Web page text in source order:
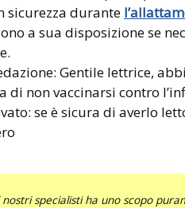
sicurezza durante
a sua disposizione se
Gentile lettrice,
di non vaccinarsi contro
se è sicura di averlo
specialisti ha uno scopo